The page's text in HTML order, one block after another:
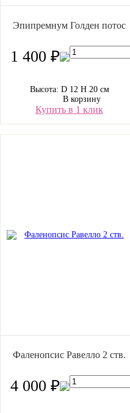
Эпипремнум Голден потос
1 400 ₽
Высота: D 12 H 20 см
В корзину
Купить в 1 клик
Фаленопсис Равелло 2 ств.
4 000 ₽